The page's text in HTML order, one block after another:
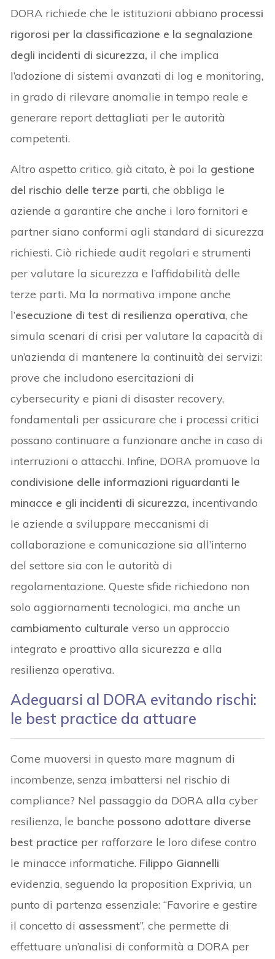
DORA richiede che le istituzioni abbiano processi
rigorosi per la classificazione e la segnalazione
degli incidenti di sicurezza, il che implica
l’adozione di sistemi avanzati di log e monitoring,
in grado di rilevare anomalie in tempo reale e
generare report dettagliati per le autorità
competenti.
Altro aspetto critico, già citato, è poi la gestione
del rischio delle terze parti, che obbliga le
aziende a garantire che anche i loro fornitori e
partner siano conformi agli standard di sicurezza
richiesti. Ciò richiede audit regolari e strumenti
per valutare la sicurezza e l’affidabilità delle
terze parti. Ma la normativa impone anche
l’esecuzione di test di resilienza operativa, che
simula scenari di crisi per valutare la capacità di
un’azienda di mantenere la continuità dei servizi:
prove che includono esercitazioni di
cybersecurity e piani di disaster recovery,
fondamentali per assicurare che i processi critici
possano continuare a funzionare anche in caso di
interruzioni o attacchi. Infine, DORA promuove la
condivisione delle informazioni riguardanti le
minacce e gli incidenti di sicurezza, incentivando
le aziende a sviluppare meccanismi di
collaborazione e comunicazione sia all’interno
del settore sia con le autorità di
regolamentazione. Queste sfide richiedono non
solo aggiornamenti tecnologici, ma anche un
cambiamento culturaleverso un approccio
integrato e proattivo alla sicurezza e alla
resilienza operativa.
Adeguarsi al DORA evitando rischi:
le best practice da attuare
Come muoversi in questo mare magnum di
incombenze, senza imbattersi nel rischio di
compliance? Nel passaggio da DORA alla cyber
resilienza, le banche possono adottare diverse
best practice per rafforzare le loro difese contro
le minacce informatiche. Filippo Giannelli
evidenzia, seguendo la proposition Exprivia, un
punto di partenza essenziale: “Favorire e gestire
il concetto di assessment”, che permette di
effettuare un’analisi di conformità a DORA per